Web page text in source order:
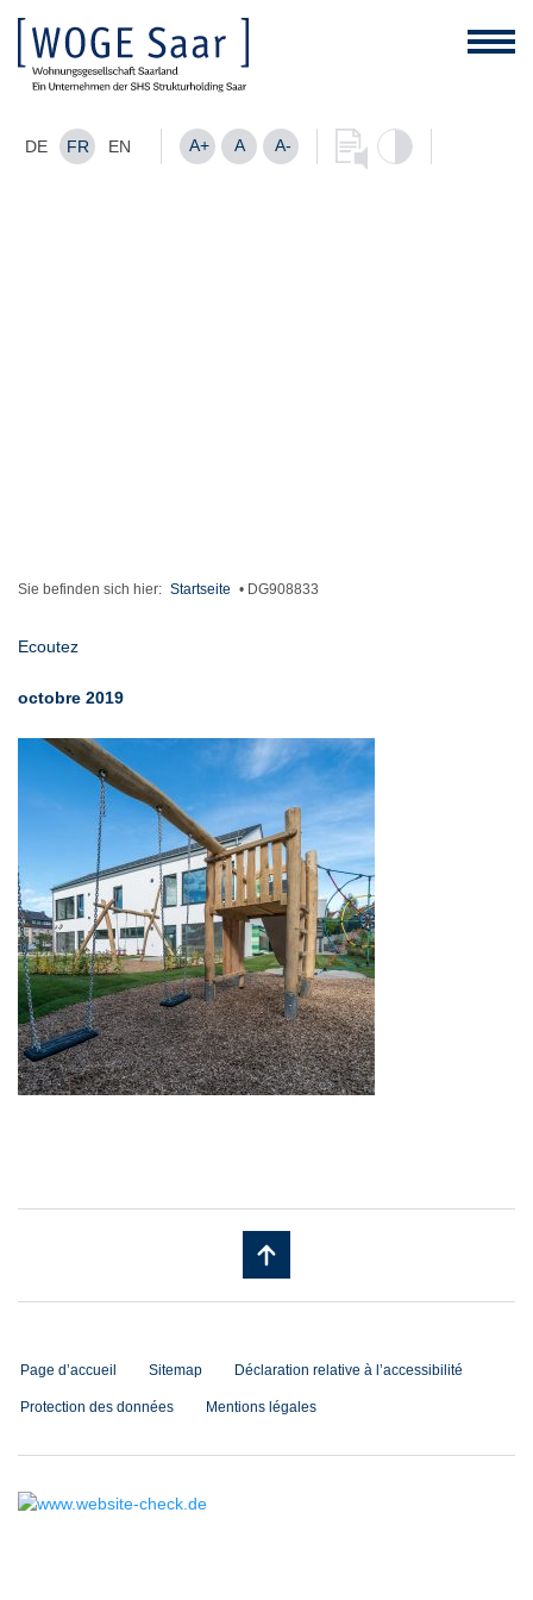
DE FR EN A+ A A-
Sie befinden sich hier: Startseite • DG908833
Ecoutez
octobre 2019
Page d’accueil Sitemap Déclaration relative à l’accessibilité
Protection des données Mentions légales